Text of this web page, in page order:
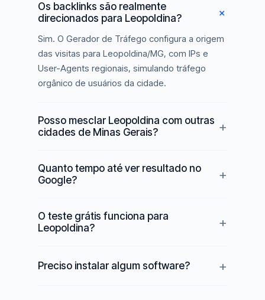
Os backlinks são realmente
direcionados para Leopoldina?
Sim. O Gerador de Tráfego configura a origem
das visitas para Leopoldina/MG, com IPs e
User-Agents regionais, simulando tráfego
orgânico de usuários da cidade.
Posso mesclar Leopoldina com outras
cidades de Minas Gerais?
Quanto tempo até ver resultado no
Google?
O teste grátis funciona para
Leopoldina?
Preciso instalar algum software?